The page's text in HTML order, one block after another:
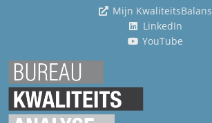
Mijn KwaliteitsBalans
LinkedIn
YouTube